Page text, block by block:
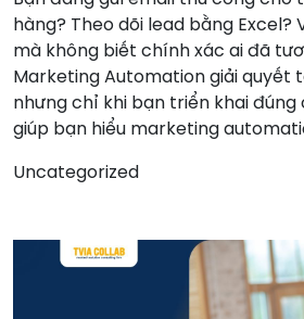
hàng? Theo dõi lead bằng
mà không biết chính xác ai đã
Marketing Automation giải quyết
nhưng chỉ khi bạn triển khai đúng
giúp bạn hiểu marketing
Uncategorized